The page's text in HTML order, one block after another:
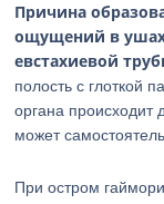
Причина
ощущений в ушах
евстахиевой
полость с глоткой
органа происходит
может
При остром